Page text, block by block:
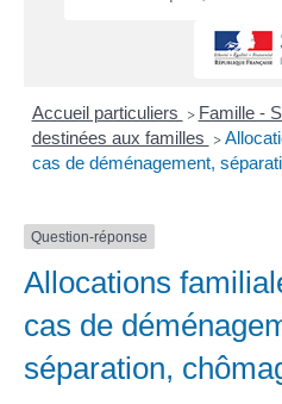
Accueil particuliers > Famille -
destinées aux familles >
cas de déménagement,
Question-réponse
Allocations
cas de
séparation,